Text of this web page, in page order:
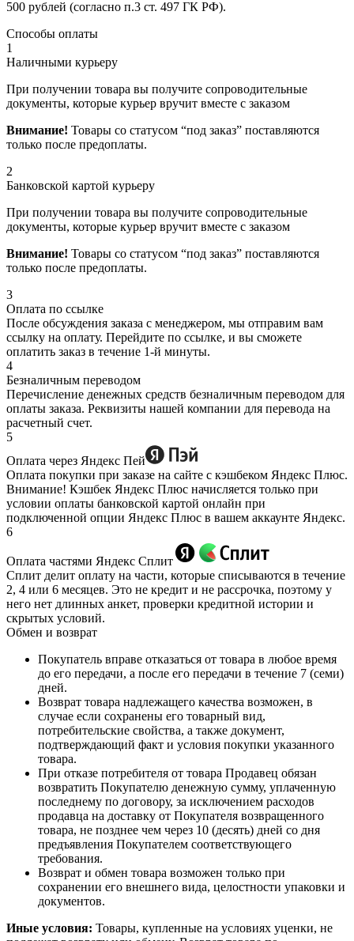
500 рублей (согласно п.3 ст. 497 ГК РФ).
Способы оплаты
1
Наличными курьеру
При получении товара вы получите сопроводительные
документы, которые курьер вручит вместе с заказом
Внимание! Товары со статусом “под заказ” поставляются
только после предоплаты.
2
Банковской картой курьеру
При получении товара вы получите сопроводительные
документы, которые курьер вручит вместе с заказом
Внимание! Товары со статусом “под заказ” поставляются
только после предоплаты.
3
Оплата по ссылке
После обсуждения заказа с менеджером, мы отправим вам
ссылку на оплату. Перейдите по ссылке, и вы сможете
оплатить заказ в течение 1-й минуты.
4
Безналичным переводом
Перечисление денежных средств безналичным переводом для
оплаты заказа. Реквизиты нашей компании для перевода на
расчетный счет.
5
Оплата через Яндекс Пей
Оплата покупки при заказе на сайте с кэшбеком Яндекс Плюс.
Внимание! Кэшбек Яндекс Плюс начисляется только при
условии оплаты банковской картой онлайн при
подключенной опции Яндекс Плюс в вашем аккаунте Яндекс.
6
Оплата частями Яндекс Сплит
Сплит делит оплату на части, которые списываются в течение
2, 4 или 6 месяцев. Это не кредит и не рассрочка, поэтому у
него нет длинных анкет, проверки кредитной истории и
скрытых условий.
Обмен и возврат
Покупатель вправе отказаться от товара в любое время
до его передачи, а после его передачи в течение 7 (семи)
дней.
Возврат товара надлежащего качества возможен, в
случае если сохранены его товарный вид,
потребительские свойства, а также документ,
подтверждающий факт и условия покупки указанного
товара.
При отказе потребителя от товара Продавец обязан
возвратить Покупателю денежную сумму, уплаченную
последнему по договору, за исключением расходов
продавца на доставку от Покупателя возвращенного
товара, не позднее чем через 10 (десять) дней со дня
предъявления Покупателем соответствующего
требования.
Возврат и обмен товара возможен только при
сохранении его внешнего вида, целостности упаковки и
документов.
Иные условия: Товары, купленные на условиях уценки, не